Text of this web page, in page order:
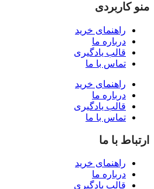
منو کاربردی
راهنمای خرید
درباره ما
قالب یادگیری
تماس با ما
راهنمای خرید
درباره ما
قالب یادگیری
تماس با ما
ارتباط با ما
راهنمای خرید
درباره ما
قالب یادگیری